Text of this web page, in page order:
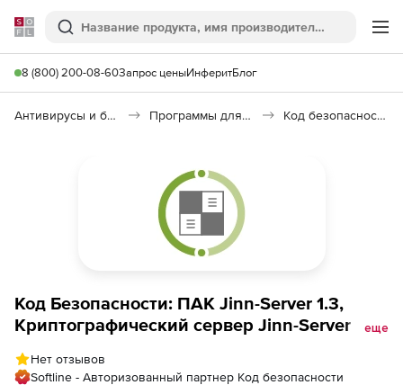
Softline
Поиск
8 (800) 200-08-60Запрос ценыИнферитБлог
Антивирусы и безопасность Программы для защиты информации Код безопасности: Jinn-Server
Код Безопасности: ПАК Jinn-Server 1.3,
Криптографический сервер Jinn-Server с
Платформа IPC3000
еще
Нет отзывов
Softline - Авторизованный партнер Код безопасности